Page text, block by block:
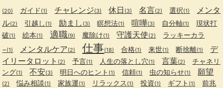
(20) ガイド (1) チャレンジ(3) 休日 (3) 名言(2) 選択(1)
メンタ
ル(2) 引越し (1) 励まし (3) 瞑想法(1) 喧嘩(3) 自分軸(1)
現状打
破(1) 絵本(1) 適職(9) 魔除け(1) 守護天使(2)
ラッキーカラ
−(1) メンタルケア(2) 仕事(18) 合格(1) 来世(1) 断捨離(1)
デ
イリータロット (2) 予言(1) 人生の落とし穴(1) 言葉(2)
チャネリ
ング(1) 不安(3) 明日へのヒント (1) 信頼(1) 虫の知らせ(1) 願望
(2) 悩み相談(1) 家族運(1) リラックス (1) 投資(1) ギフト (1) 前兆